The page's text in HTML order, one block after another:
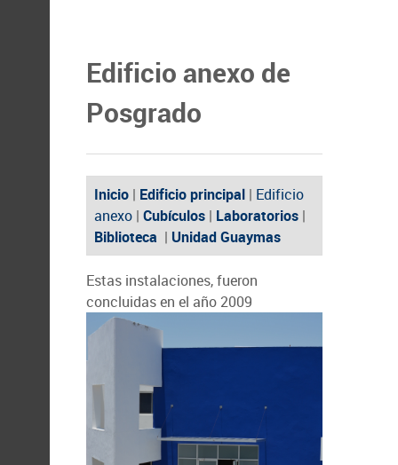
Edificio anexo de
Posgrado
Inicio | Edificio principal | Edificio
anexo | Cubículos | Laboratorios |
Biblioteca | Unidad Guaymas
Estas instalaciones, fueron
concluidas en el año 2009